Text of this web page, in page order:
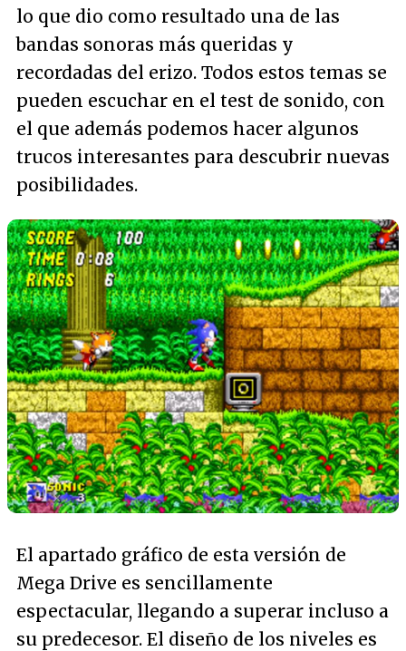
lo que dio como resultado una de las
bandas sonoras más queridas y
recordadas del erizo. Todos estos temas se
pueden escuchar en el test de sonido, con
el que además podemos hacer algunos
trucos interesantes para descubrir nuevas
posibilidades.
El apartado gráfico de esta versión de
Mega Drive es sencillamente
espectacular, llegando a superar incluso a
su predecesor. El diseño de los niveles es